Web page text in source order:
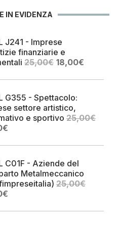
IN EVIDENZA
J241 - Imprese
finanziarie e
25,00€ Il
originale
25,00€.
18,00€Il
attuale
G355 - Spettacolo:
settore artistico,
e sportivo 25,00€
€Il
attuale
18,00€.
C01F - Aziende del
Metalmeccanico
25,00€
€Il
attuale